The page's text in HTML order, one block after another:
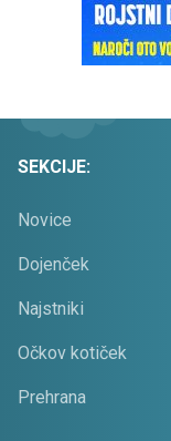
SEKCIJE:
Novice
Dojenček
Najstniki
Očkov kotiček
Prehrana